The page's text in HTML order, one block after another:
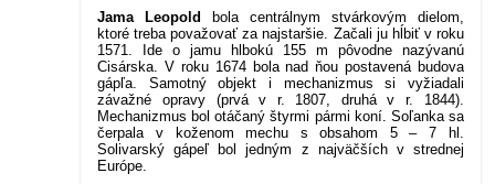
Jama Leopold
bola centrálnym stvárkovým dielom,
ktoré treba považovať za najstaršie. Začali ju hĺbiť v roku
1571. Ide o jamu hlbokú 155 m pôvodne nazývanú
Cisárska. V roku 1674 bola nad ňou postavená budova
gápľa. Samotný objekt i mechanizmus si vyžiadali
závažné opravy (prvá v r. 1807, druhá v r. 1844).
Mechanizmus bol otáčaný štyrmi pármi koní. Soľanka sa
čerpala v koženom mechu s obsahom 5 – 7 hl.
Solivarský gápeľ bol jedným z najväčších v strednej
Európe.